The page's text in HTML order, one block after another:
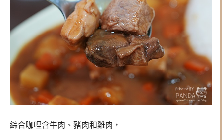
綜合咖哩含牛肉、豬肉和雞肉，